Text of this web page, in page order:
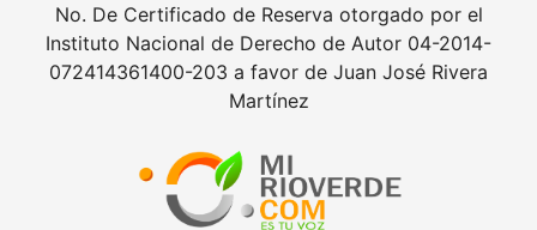
No. De Certificado de Reserva otorgado por el
Instituto Nacional de Derecho de Autor 04-2014-
072414361400-203 a favor de Juan José Rivera
Martínez